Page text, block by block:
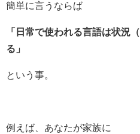
簡単に言うならば
「日常で使われる言語は状況
る」
という事。
例えば、あなたが家族に